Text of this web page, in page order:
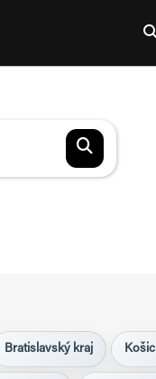
Bratislavský kraj